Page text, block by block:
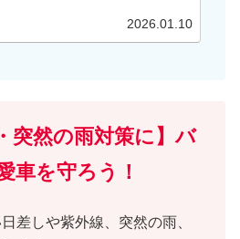
2026.01.10
突然の雨対策に】バ
車を守ろう！
差しや紫外線、突然の雨、